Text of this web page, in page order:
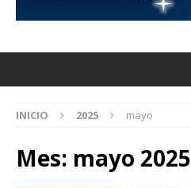
INICIO 2025 mayo
Mes: mayo 2025